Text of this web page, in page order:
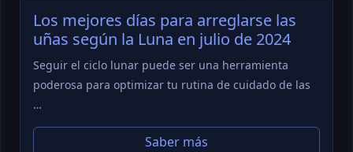
Los mejores días para arreglarse las
uñas según la Luna en julio de 2024
Seguir el ciclo lunar puede ser una herramienta
poderosa para optimizar tu rutina de cuidado de las
…
Saber más